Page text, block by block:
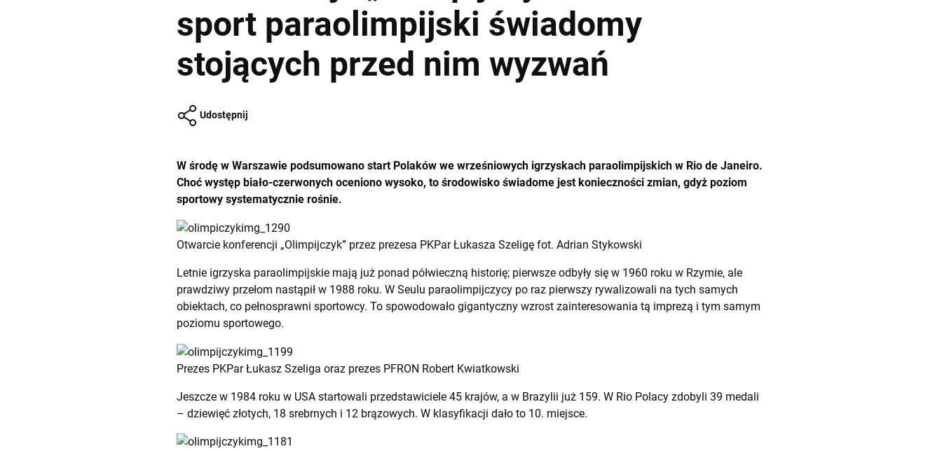
sport paraolimpijski świadomy
stojących przed nim wyzwań
Udostępnij
W środę w Warszawie podsumowano start Polaków we wrześniowych igrzyskach paraolimpijskich w Rio de Janeiro.
Choć występ biało-czerwonych oceniono wysoko, to środowisko świadome jest konieczności zmian, gdyż poziom
sportowy systematycznie rośnie.
Otwarcie konferencji „Olimpijczyk” przez prezesa PKPar Łukasza Szeligę fot. Adrian Stykowski
Letnie igrzyska paraolimpijskie mają już ponad półwieczną historię; pierwsze odbyły się w 1960 roku w Rzymie, ale
prawdziwy przełom nastąpił w 1988 roku. W Seulu paraolimpijczycy po raz pierwszy rywalizowali na tych samych
obiektach, co pełnosprawni sportowcy. To spowodowało gigantyczny wzrost zainteresowania tą imprezą i tym samym
poziomu sportowego.
Prezes PKPar Łukasz Szeliga oraz prezes PFRON Robert Kwiatkowski
Jeszcze w 1984 roku w USA startowali przedstawiciele 45 krajów, a w Brazylii już 159. W Rio Polacy zdobyli 39 medali
– dziewięć złotych, 18 srebrnych i 12 brązowych. W klasyfikacji dało to 10. miejsce.